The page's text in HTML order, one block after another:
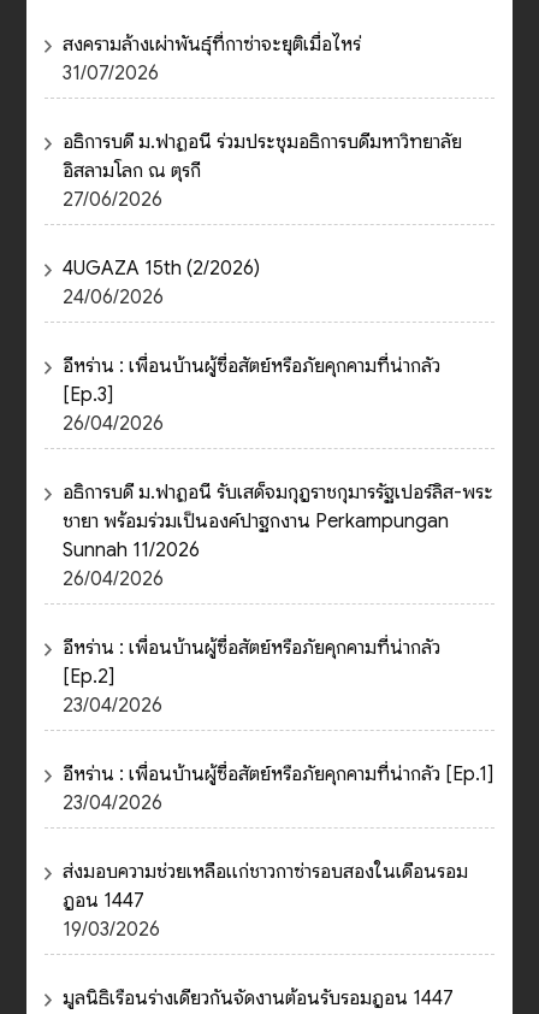
สงครามล้างเผ่าพันธุ์ที่กาซ่าจะยุติเมื่อไหร่
31/07/2026
อธิการบดี ม.ฟาฏอนี ร่วมประชุมอธิการบดีมหาวิทยาลัย
อิสลามโลก ณ ตุรกี
27/06/2026
4UGAZA 15th (2/2026)
24/06/2026
อีหร่าน : เพื่อนบ้านผู้ซื่อสัตย์หรือภัยคุกคามที่น่ากลัว
[Ep.3]
26/04/2026
อธิการบดี ม.ฟาฏอนี รับเสด็จมกุฎราชกุมารรัฐเปอร์ลิส-พระ
ชายา พร้อมร่วมเป็นองค์ปาฐกงาน Perkampungan
Sunnah 11/2026
26/04/2026
อีหร่าน : เพื่อนบ้านผู้ซื่อสัตย์หรือภัยคุกคามที่น่ากลัว
[Ep.2]
23/04/2026
อีหร่าน : เพื่อนบ้านผู้ซื่อสัตย์หรือภัยคุกคามที่น่ากลัว [Ep.1]
23/04/2026
ส่งมอบความช่วยเหลือแก่ชาวกาซ่ารอบสองในเดือนรอม
ฎอน 1447
19/03/2026
มูลนิธิเรือนร่างเดียวกันจัดงานต้อนรับรอมฎอน 1447